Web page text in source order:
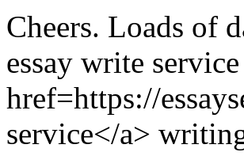
Cheers. Loads of
essay write
href=https://
service</a>